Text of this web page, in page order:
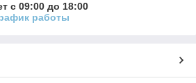
с 09:00 до 18:00
работы